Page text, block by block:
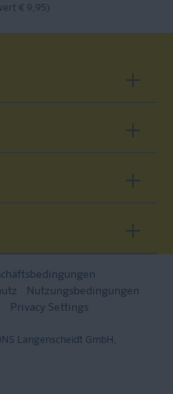
€ 9,95)
Nutzungsbedingungen
Privacy Settings
Langenscheidt GmbH,